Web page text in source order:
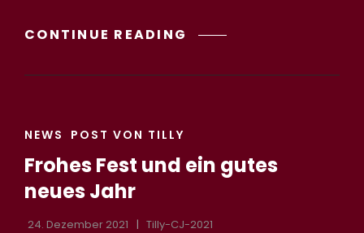
CONTINUE READING VERSCHIEBUNG
CAT
NEWS POST VON TILLY
Frohes Fest und ein gutes
neues Jahr
24. Dezember 2021 Tilly-CJ-2021